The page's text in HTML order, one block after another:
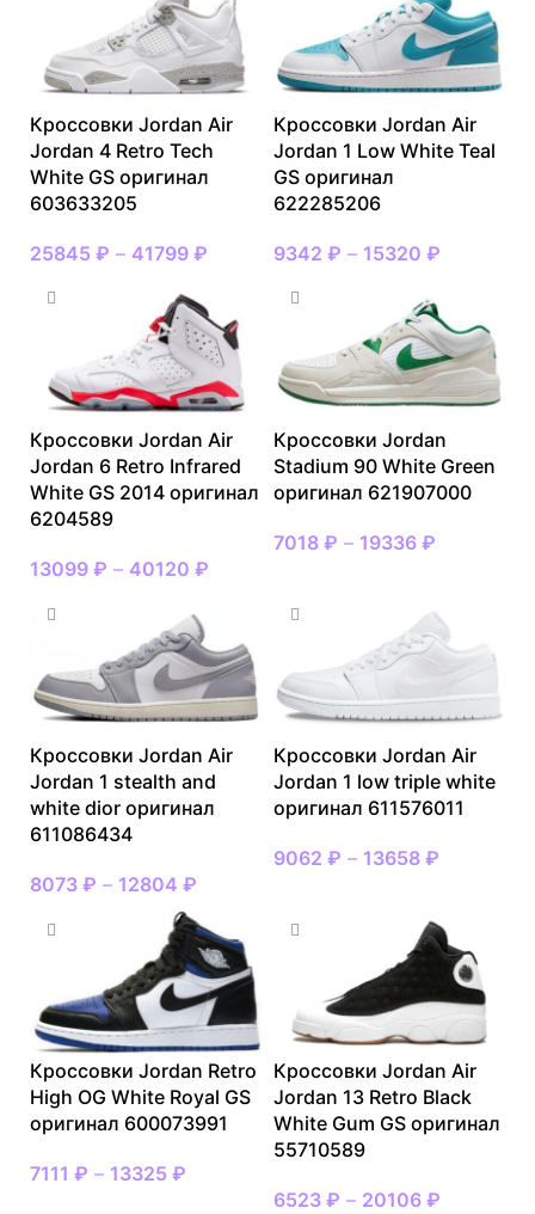
Кроссовки Jordan Air
Jordan 4 Retro Tech
White GS оригинал
603633205
25845 ₽ – 41799 ₽
Кроссовки Jordan Air
Jordan 1 Low White Teal
GS оригинал
622285206
9342 ₽ – 15320 ₽
Кроссовки Jordan Air
Jordan 6 Retro Infrared
White GS 2014 оригинал
6204589
13099 ₽ – 40120 ₽
Кроссовки Jordan
Stadium 90 White Green
оригинал 621907000
7018 ₽ – 19336 ₽
Кроссовки Jordan Air
Jordan 1 stealth and
white dior оригинал
611086434
8073 ₽ – 12804 ₽
Кроссовки Jordan Air
Jordan 1 low triple white
оригинал 611576011
9062 ₽ – 13658 ₽
Кроссовки Jordan Retro
High OG White Royal GS
оригинал 600073991
7111 ₽ – 13325 ₽
Кроссовки Jordan Air
Jordan 13 Retro Black
White Gum GS оригинал
55710589
6523 ₽ – 20106 ₽